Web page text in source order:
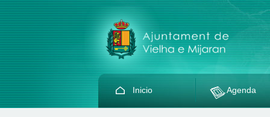
Inicio Agenda